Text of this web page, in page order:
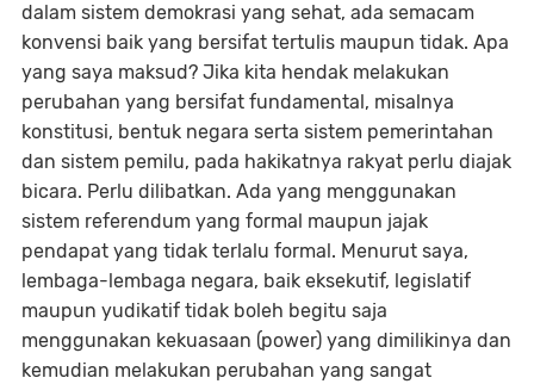
dalam sistem demokrasi yang sehat, ada semacam
konvensi baik yang bersifat tertulis maupun tidak. Apa
yang saya maksud? Jika kita hendak melakukan
perubahan yang bersifat fundamental, misalnya
konstitusi, bentuk negara serta sistem pemerintahan
dan sistem pemilu, pada hakikatnya rakyat perlu diajak
bicara. Perlu dilibatkan. Ada yang menggunakan
sistem referendum yang formal maupun jajak
pendapat yang tidak terlalu formal. Menurut saya,
lembaga-lembaga negara, baik eksekutif, legislatif
maupun yudikatif tidak boleh begitu saja
menggunakan kekuasaan (power) yang dimilikinya dan
kemudian melakukan perubahan yang sangat